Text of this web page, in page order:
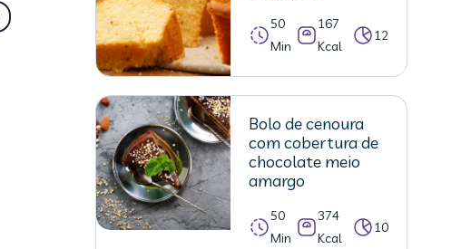
50
Min
167
Kcal
12
Bolo de cenoura
com cobertura de
chocolate meio
amargo
50
Min
374
Kcal
10